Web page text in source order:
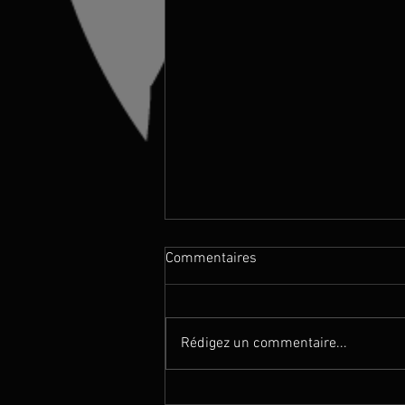
Commentaires
Rédigez un commentaire...